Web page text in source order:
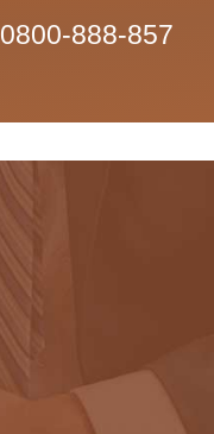
0800-888-857